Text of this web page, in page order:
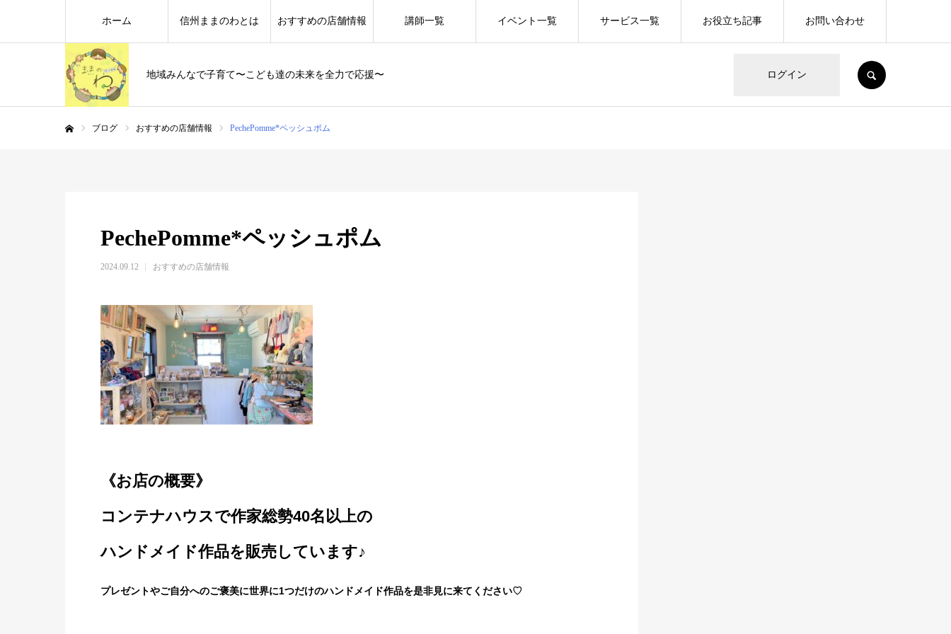
地域みんなで子育て〜こども達の未来を全力で応援〜 ログイン
ホーム 信州ままのわとは おすすめの店舗情報 講師一覧 イベント一覧 サービス一覧 お役立ち記事 お問い合わせ
ブログ おすすめの店舗情報 PechePomme*ペッシュポム
PechePomme*ペッシュポム
2024.09.12 おすすめの店舗情報
《お店の概要》
コンテナハウスで作家総勢40名以上の
ハンドメイド作品を販売しています♪
プレゼントやご自分へのご褒美に世界に1つだけのハンドメイド作品を是非見に来てください♡